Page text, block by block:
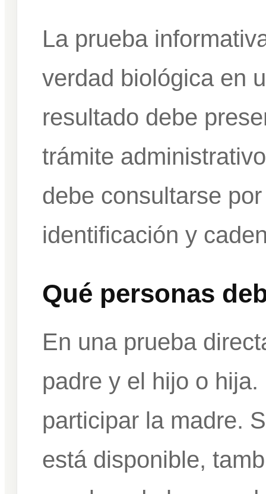
La prueba
verdad biológica en
resultado debe
trámite
debe consultarse
identificación y
Qué personas
En una prueba
padre y el hijo o
participar la madre.
está disponible,